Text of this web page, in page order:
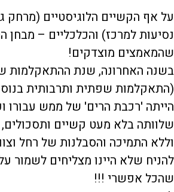
על אף הקשיים הלוגיסטיים (מרחק
נסיעות למרכז) והכלכליים – מבחן
שהמאמצים מוצדקים!
בשנה האחרונה, שנת ההתאקלמות
(התאקלמות שפתית ותרבותית
הייתה 'רכבת הרים' של ממש עבורו
שלוותה בלא מעט קשיים ותסכולים,
וללא התמיכה והסבלנות של רחל
להניח שלא היינו מצליחים לשמור
שהכל אפשרי !!!